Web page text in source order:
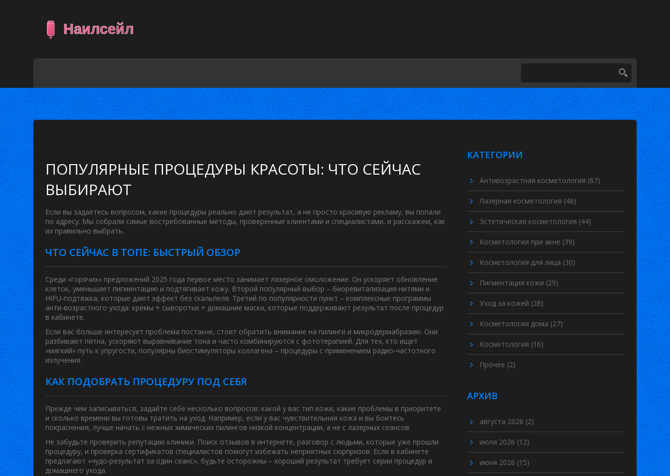
ПОПУЛЯРНЫЕ ПРОЦЕДУРЫ КРАСОТЫ: ЧТО СЕЙЧАС
ВЫБИРАЮТ
Если вы задаётесь вопросом, какие процедуры реально дают результат, а не просто красивую рекламу, вы попали
по адресу. Мы собрали самые востребованные методы, проверенные клиентами и специалистами, и расскажем, как
их правильно выбрать.
ЧТО СЕЙЧАС В ТОПЕ: БЫСТРЫЙ ОБЗОР
Среди «горячих» предложений 2025 года первое место занимает лазерное омоложение. Он ускоряет обновление
клеток, уменьшает пигментацию и подтягивает кожу. Второй популярный выбор – биоревитализация нитями и
HIFU‑подтяжка, которые дают эффект без скальпеля. Третий по популярности пункт – комплексные программы
анти‑возрастного ухода: кремы + сыворотки + домашние маски, которые поддерживают результат после процедур
в кабинете.
Если вас больше интересует проблема постакне, стоит обратить внимание на пилинги и микродермабразию. Они
разбивают пятна, ускоряют выравнивание тона и часто комбинируются с фототерапией. Для тех, кто ищет
«мягкий» путь к упругости, популярны биостимуляторы коллагена – процедуры с применением радио‑частотного
излучения.
КАК ПОДОБРАТЬ ПРОЦЕДУРУ ПОД СЕБЯ
Прежде чем записываться, задайте себе несколько вопросов: какой у вас тип кожи, какие проблемы в приоритете
и сколько времени вы готовы тратить на уход. Например, если у вас чувствительная кожа и вы боитесь
покраснения, лучше начать с нежных химических пилингов низкой концентрации, а не с лазерных сеансов.
Не забудьте проверить репутацию клиники. Поиск отзывов в интернете, разговор с людьми, которые уже прошли
процедуру, и проверка сертификатов специалистов помогут избежать неприятных сюрпризов. Если в кабинете
предлагают «чудо‑результат за один сеанс», будьте осторожны – хороший результат требует серии процедур и
домашнего ухода.
КАТЕГОРИИ
Антивозрастная косметология (67)
Лазерная косметология (46)
Эстетическая косметология (44)
Косметология при акне (39)
Косметология для лица (30)
Пигментация кожи (29)
Уход за кожей (28)
Косметология дома (27)
Косметология (16)
Прочее (2)
АРХИВ
августа 2026 (2)
июля 2026 (12)
июня 2026 (15)